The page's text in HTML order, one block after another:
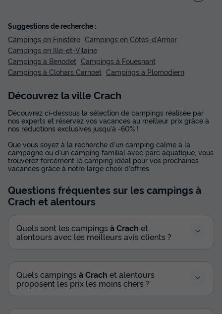
Suggestions de recherche :
Campings en Finistère Campings en Côtes-d'Armor
Campings en Ille-et-Vilaine
Campings à Benodet Campings à Fouesnant
Campings à Clohars Carnoet Campings à Plomodiern
Découvrez la ville Crach
Découvrez ci-dessous la sélection de campings réalisée par
nos experts et réservez vos vacances au meilleur prix grâce à
nos réductions exclusives jusqu'à -60% !
Que vous soyez à la recherche d'un camping calme à la
campagne ou d'un camping familial avec parc aquatique, vous
trouverez forcément le camping idéal pour vos prochaines
vacances grâce à notre large choix d'offres.
Questions fréquentes sur les campings à
Crach et alentours
Quels sont les campings à Crach et
alentours avec les meilleurs avis clients ?
Quels campings à Crach et alentours
proposent les prix les moins chers ?